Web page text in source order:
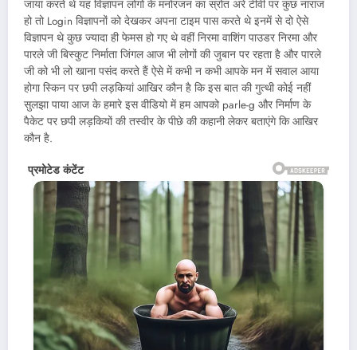
जाया करते थे यह विज्ञापन लोगों के मनोरंजन का स्रोत अरे टीवी पर कुछ नाराज
हो तो Login विज्ञापनों को देखकर अपना टाइम पास करते थे इनमें से दो ऐसे
विज्ञापन थे कुछ ज्यादा ही फेमस हो गए थे वहीं निरमा वाशिंग पाउडर निरमा और
पारले जी बिस्कुट निर्माता जिंगल आज भी लोगों की जुबान पर रहता है और पारले
जी को भी लो खाना पसंद करते हैं ऐसे में कभी न कभी आपके मन में सवाल आया
होगा स्किन पर छपी लड़कियां आखिर कौन है कि इस बात की गुत्थी कोई नहीं
सुलझा पाया आज के हमारे इस वीडियो में हम आपको parle-g और निर्माण के
पैकेट पर छपी लड़कियों की तस्वीर के पीछे की कहानी लेकर बताएंगे कि आखिर
कौन है.